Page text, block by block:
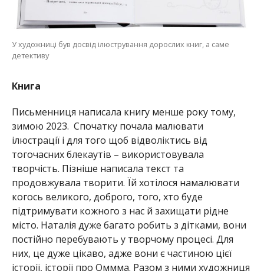
У художниці був досвід ілюстрування дорослих книг, а саме
детективу
Книга
Письменниця написала книгу менше року тому,
зимою 2023. Спочатку почала малювати
ілюстрації і для того щоб відволіктись від
тогочасних блекаутів – використовувала
творчість. Пізніше написала текст та
продовжувала творити. Їй хотілося намалювати
когось великого, доброго, того, хто буде
підтримувати кожного з нас й захищати рідне
місто. Наталія дуже багато робить з дітками, вони
постійно перебувають у творчому процесі. Для
них, це дуже цікаво, адже вони є частиною цієї
історії, історії про Оммма. Разом з ними художниця